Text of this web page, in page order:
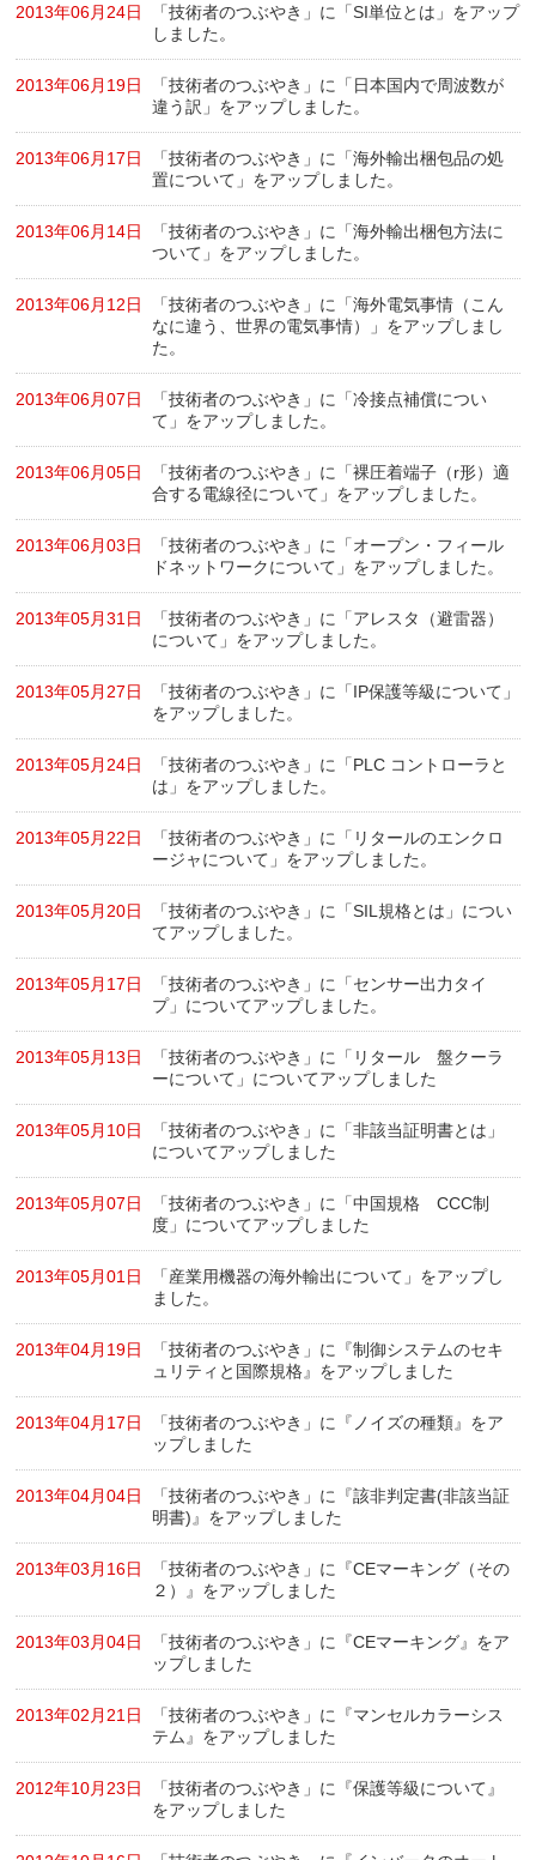
2013年06月24日
「技術者のつぶやき」に「SI単位とは」をアップ
しました。
2013年06月19日
「技術者のつぶやき」に「日本国内で周波数が
違う訳」をアップしました。
2013年06月17日
「技術者のつぶやき」に「海外輸出梱包品の処
置について」をアップしました。
2013年06月14日
「技術者のつぶやき」に「海外輸出梱包方法に
ついて」をアップしました。
2013年06月12日
「技術者のつぶやき」に「海外電気事情（こん
なに違う、世界の電気事情）」をアップしまし
た。
2013年06月07日
「技術者のつぶやき」に「冷接点補償につい
て」をアップしました。
2013年06月05日
「技術者のつぶやき」に「裸圧着端子（r形）適
合する電線径について」をアップしました。
2013年06月03日
「技術者のつぶやき」に「オープン・フィール
ドネットワークについて」をアップしました。
2013年05月31日
「技術者のつぶやき」に「アレスタ（避雷器）
について」をアップしました。
2013年05月27日
「技術者のつぶやき」に「IP保護等級について」
をアップしました。
2013年05月24日
「技術者のつぶやき」に「PLC コントローラと
は」をアップしました。
2013年05月22日
「技術者のつぶやき」に「リタールのエンクロ
ージャについて」をアップしました。
2013年05月20日
「技術者のつぶやき」に「SIL規格とは」につい
てアップしました。
2013年05月17日
「技術者のつぶやき」に「センサー出力タイ
プ」についてアップしました。
2013年05月13日
「技術者のつぶやき」に「リタール 盤クーラ
ーについて」についてアップしました
2013年05月10日
「技術者のつぶやき」に「非該当証明書とは」
についてアップしました
2013年05月07日
「技術者のつぶやき」に「中国規格 CCC制
度」についてアップしました
2013年05月01日
「産業用機器の海外輸出について」をアップし
ました。
2013年04月19日
「技術者のつぶやき」に『制御システムのセキ
ュリティと国際規格』をアップしました
2013年04月17日
「技術者のつぶやき」に『ノイズの種類』をア
ップしました
2013年04月04日
「技術者のつぶやき」に『該非判定書(非該当証
明書)』をアップしました
2013年03月16日
「技術者のつぶやき」に『CEマーキング （その
２）』をアップしました
2013年03月04日
「技術者のつぶやき」に『CEマーキング』をア
ップしました
2013年02月21日
「技術者のつぶやき」に『マンセルカラーシス
テム』をアップしました
2012年10月23日
「技術者のつぶやき」に『保護等級について』
をアップしました